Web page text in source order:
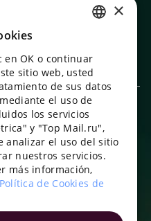
9, sala 2/3
datos
el ámbito de las TI: prestación
de ofertas (anuncios) de
Acceder a la
programas rusos para
ENGLISH
UKRAINIAN
PORTUGUESE
SPANISH
HUNGARIAN
ITALIAN
×
en OK o continuar
sitio web, usted
de sus datos
el uso de
los servicios
y "Top Mail.ru",
analizar el uso del sitio
nuestros servicios.
más información,
Política de Cookies de